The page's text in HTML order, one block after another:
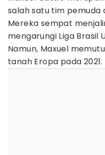
salah satu tim pemuda
Mereka sempat
mengarungi Liga Brasil
Namun, Maxuel
tanah Eropa pada 2021.